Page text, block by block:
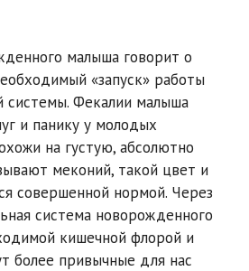
малыша говорит о
«запуск» работы
системы. Фекалии малыша
и панику у молодых
на густую, абсолютно
меконий, такой цвет и
совершенной нормой. Через
система новорожденного
кишечной флорой и
более привычные для нас